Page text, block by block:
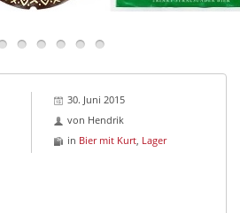
30. Juni 2015
von Hendrik
in Bier mit Kurt, Lager